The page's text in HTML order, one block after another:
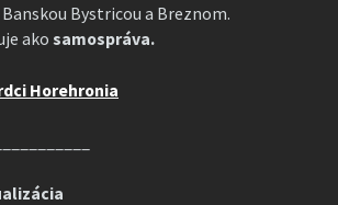
Bystricou a Breznom.
ako samospráva.
Horehronia